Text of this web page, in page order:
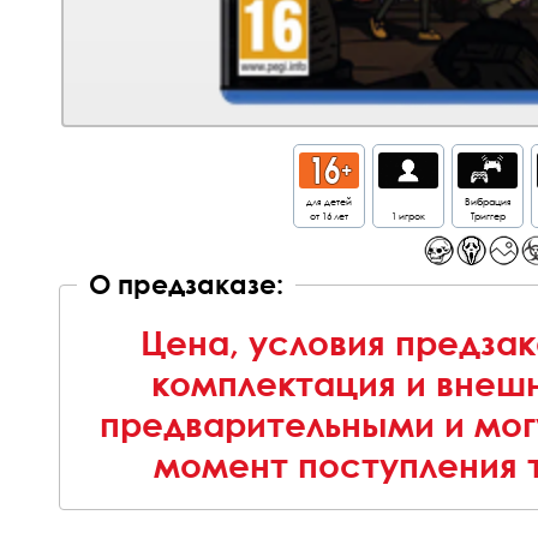
для детей
от 16 лет
1 игрок
Вибрация
Триггер
О предзаказе:
Цена, условия
комплектация и
предварительными и
момент поступления